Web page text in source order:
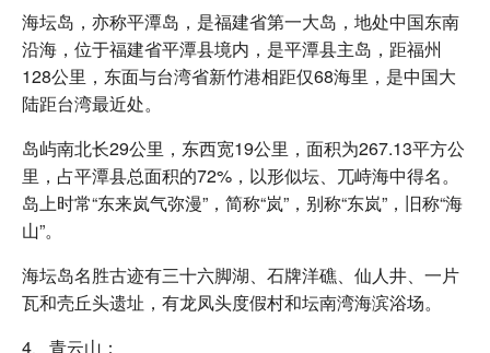
海坛岛，亦称平潭岛，是福建省第一大岛，地处中国东南
沿海，位于福建省平潭县境内，是平潭县主岛，距福州
128公里，东面与台湾省新竹港相距仅68海里，是中国大
陆距台湾最近处。
岛屿南北长29公里，东西宽19公里，面积为267.13平方公
里，占平潭县总面积的72%，以形似坛、兀峙海中得名。
岛上时常“东来岚气弥漫”，简称“岚”，别称“东岚”，旧称“海
山”。
海坛岛名胜古迹有三十六脚湖、石牌洋礁、仙人井、一片
瓦和壳丘头遗址，有龙凤头度假村和坛南湾海滨浴场。
4、青云山：